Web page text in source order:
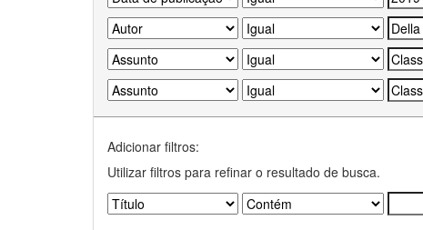
Adicionar filtros:
Utilizar filtros para refinar o resultado de busca.